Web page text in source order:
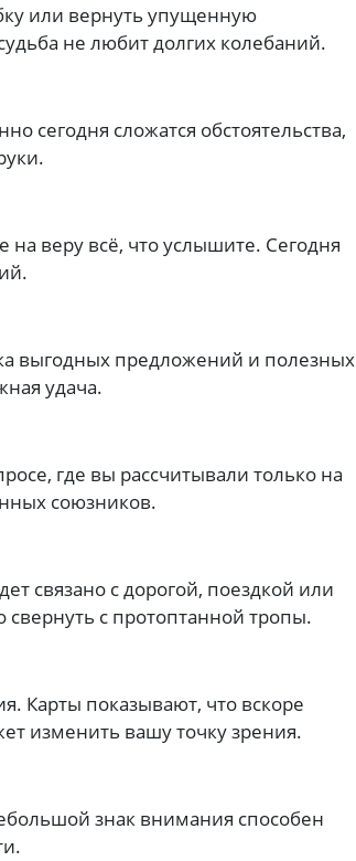
или вернуть упущенную
не любит долгих колебаний.
сегодня сложатся обстоятельства,
веру всё, что услышите. Сегодня
выгодных предложений и полезных
удача.
где вы рассчитывали только на
союзников.
связано с дорогой, поездкой или
с протоптанной тропы.
Карты показывают, что вскоре
изменить вашу точку зрения.
знак внимания способен